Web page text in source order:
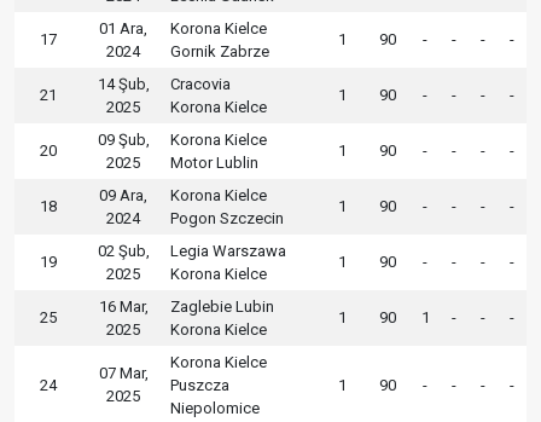
17
01 Ara,
2024
Korona Kielce
Gornik Zabrze
1 90 - - - -
21
14 Şub,
2025
Cracovia
Korona Kielce
1 90 - - - -
20
09 Şub,
2025
Korona Kielce
Motor Lublin
1 90 - - - -
18
09 Ara,
2024
Korona Kielce
Pogon Szczecin
1 90 - - - -
19
02 Şub,
2025
Legia Warszawa
Korona Kielce
1 90 - - - -
25
16 Mar,
2025
Zaglebie Lubin
Korona Kielce
1 90 1 - - -
24
07 Mar,
2025
Korona Kielce
Puszcza
Niepolomice
1 90 - - - -